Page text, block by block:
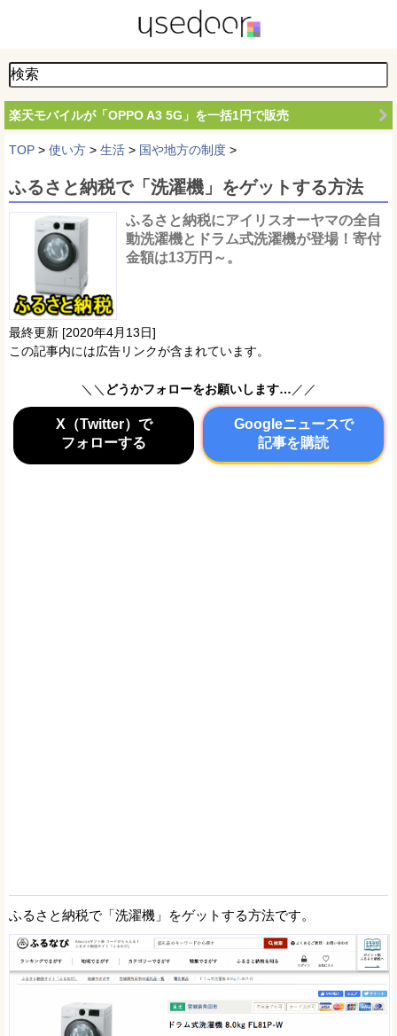
楽天モバイルが「OPPO A3 5G」を一括1円で販売
TOP > 使い方 > 生活 > 国や地方の制度 >
ふるさと納税で「洗濯機」をゲットする方法
ふるさと納税にアイリスオーヤマの全自
動洗濯機とドラム式洗濯機が登場！寄付
金額は13万円～。
最終更新 [2020年4月13日]
この記事内には広告リンクが含まれています。
＼＼ どうかフォローをお願いします… ／／
X（Twitter）で
フォローする
Googleニュースで
記事を購読
ふるさと納税で「洗濯機」をゲットする方法です。